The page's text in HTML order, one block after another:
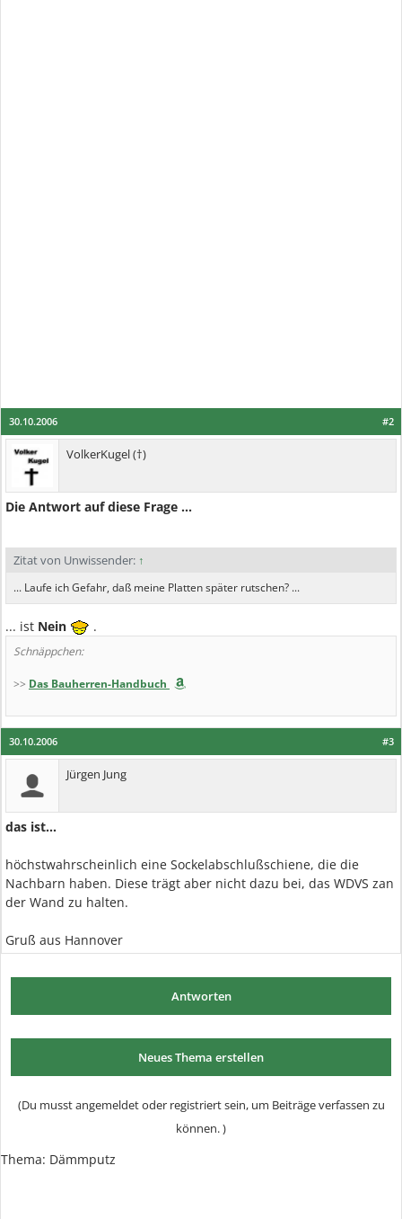
#2
30.10.2006
VolkerKugel (†)
Die Antwort auf diese Frage ...
Zitat von Unwissender: ↑
... Laufe ich Gefahr, daß meine Platten später rutschen? ...
... ist Nein .
Schnäppchen:
>> Das Bauherren-Handbuch
#3
30.10.2006
Jürgen Jung
das ist...
höchstwahrscheinlich eine Sockelabschlußschiene, die die
Nachbarn haben. Diese trägt aber nicht dazu bei, das WDVS zan
der Wand zu halten.
Gruß aus Hannover
Antworten
Neues Thema erstellen
(Du musst angemeldet oder registriert sein, um Beiträge verfassen zu
können. )
Thema: Dämmputz